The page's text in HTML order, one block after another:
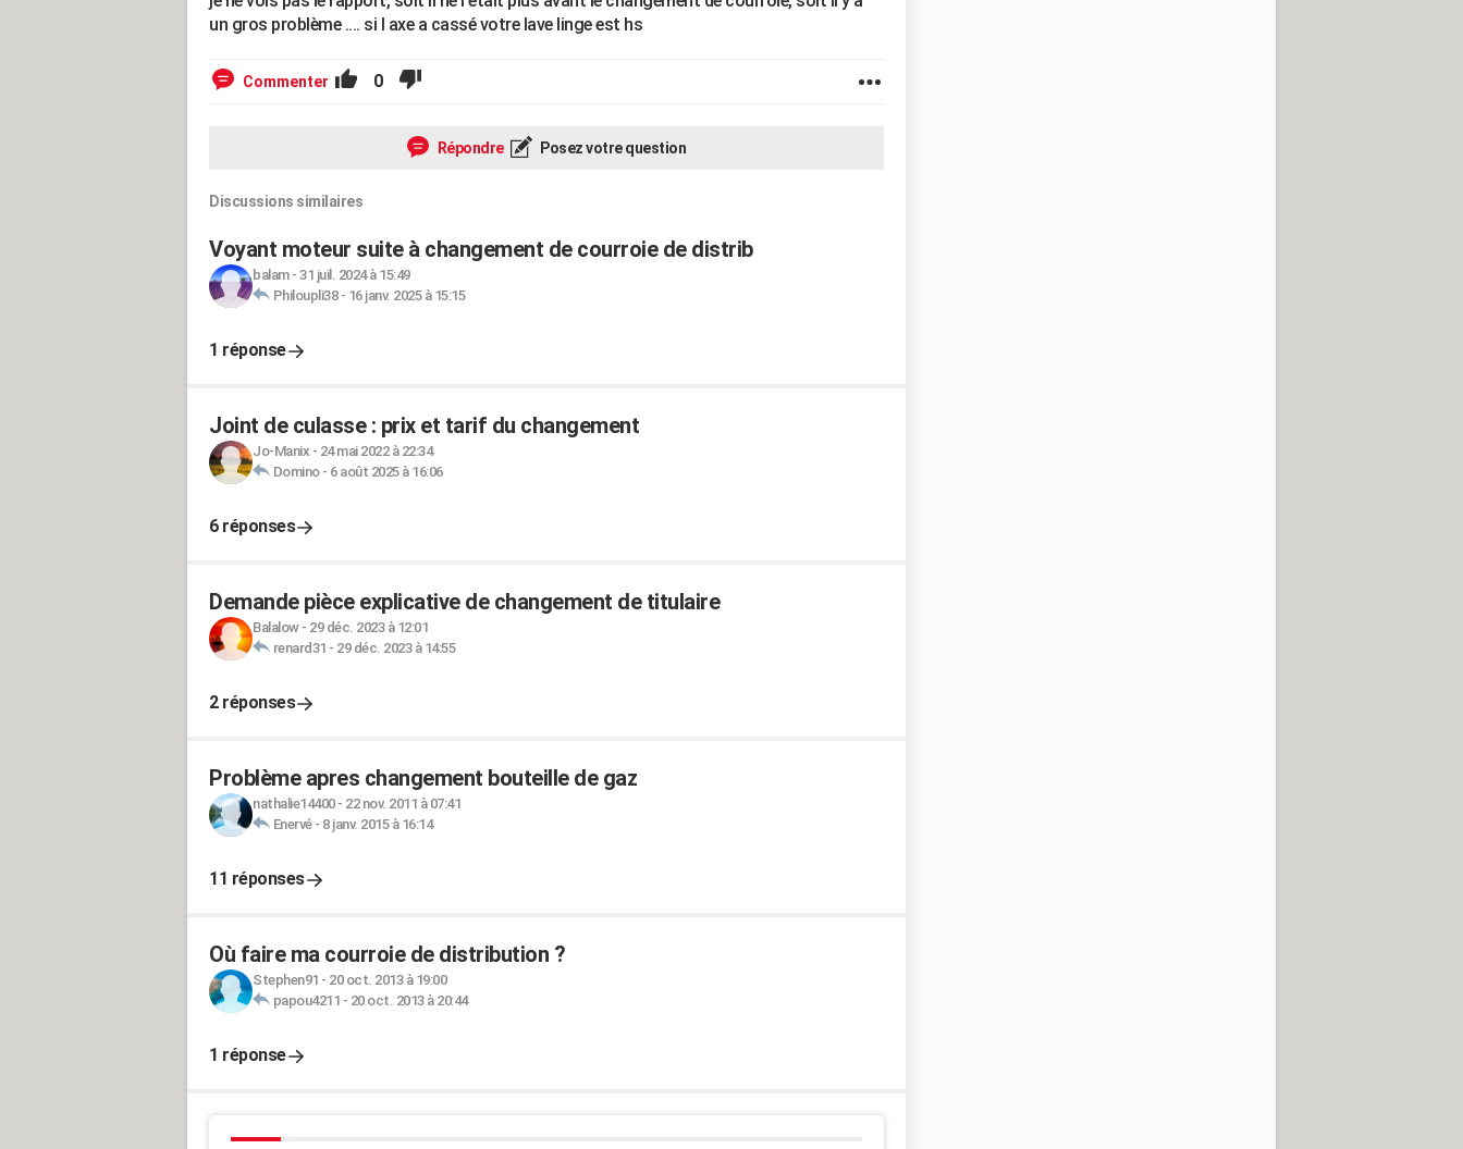
un gros problème .... si l axe a cassé votre lave linge est hs
Commenter 0
Répondre Posez votre question
Discussions similaires
Voyant moteur suite à changement de courroie de distrib
balam- 31 juil. 2024 à 15:49
Philoupli38- 16 janv. 2025 à 15:15
1 réponse
Joint de culasse : prix et tarif du changement
Jo-Manix - 24 mai 2022 à 22:34
Domino- 6 août 2025 à 16:06
6 réponses
Demande pièce explicative de changement de titulaire
Balalow- 29 déc. 2023 à 12:01
renard31 - 29 déc. 2023 à 14:55
2 réponses
Problème apres changement bouteille de gaz
nathalie14400- 22 nov. 2011 à 07:41
Enervé- 8 janv. 2015 à 16:14
11 réponses
Où faire ma courroie de distribution ?
Stephen91 - 20 oct. 2013 à 19:00
papou4211 - 20 oct. 2013 à 20:44
1 réponse